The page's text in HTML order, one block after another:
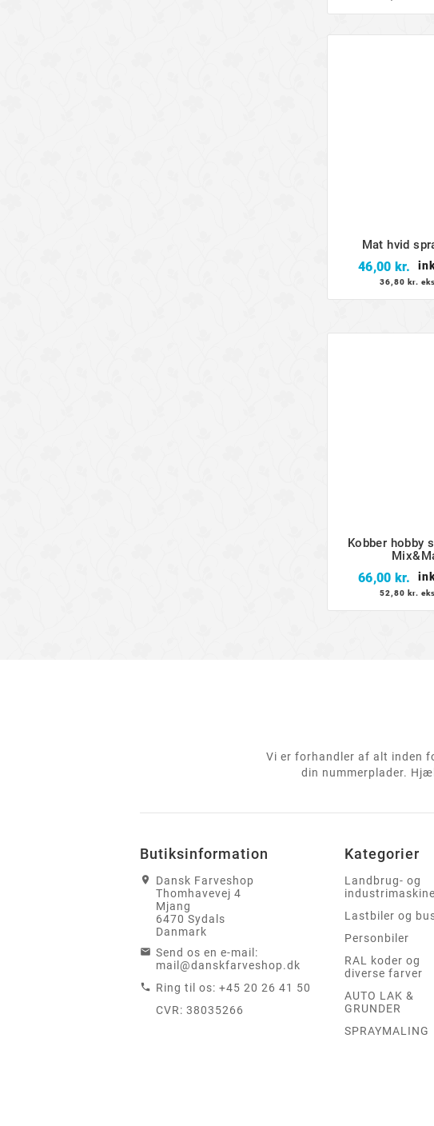
Mat hvid
46,00 kr.
36,80 kr.
Kobber hobby
66,00 kr.
52,80 kr.
Vi er forhandler af alt inden
din nummerplader.
Butiksinformation
Dansk Farveshop
Thomhavevej 4
Mjang
6470 Sydals
Danmark
Send os en e-mail:
mail@danskfarveshop.dk
Ring til os: +45 20 26 41 50
Kategorier
Landbrug- og
Lastbiler og
Personbiler
RAL koder og
diverse farver
AUTO LAK &
GRUNDER
SPRAYMALING